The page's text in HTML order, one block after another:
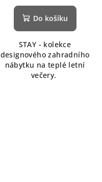
Do košíku
STAY - kolekce
designového zahradního
nábytku na teplé letní
večery.